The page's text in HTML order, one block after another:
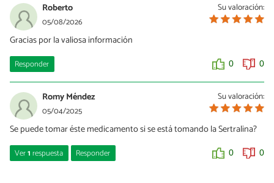
Su valoración:
Roberto
05/08/2026
Gracias por la valiosa información
Responder 0 0
Su valoración:
Romy Méndez
05/04/2025
Se puede tomar éste medicamento si se está tomando la Sertralina?
Ver1respuesta Responder 0 0